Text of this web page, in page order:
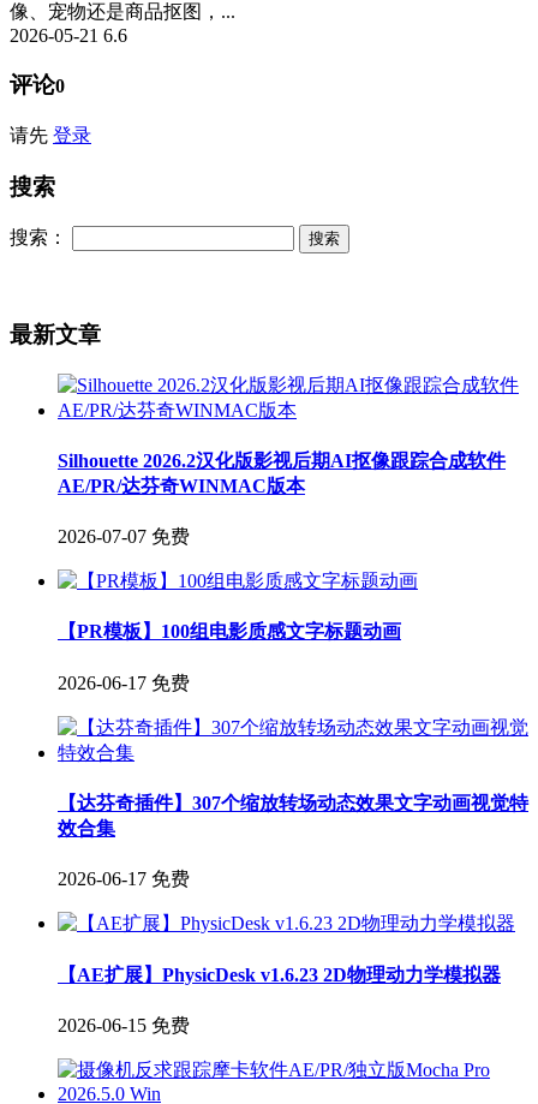
像、宠物还是商品抠图，...
2026-05-21 6.6
评论0
请先 登录
搜索
搜索：
最新文章
Silhouette 2026.2汉化版影视后期AI抠像跟踪合成软件
AE/PR/达芬奇WINMAC版本
2026-07-07 免费
【PR模板】100组电影质感文字标题动画
2026-06-17 免费
【达芬奇插件】307个缩放转场动态效果文字动画视觉特
效合集
2026-06-17 免费
【AE扩展】PhysicDesk v1.6.23 2D物理动力学模拟器
2026-06-15 免费